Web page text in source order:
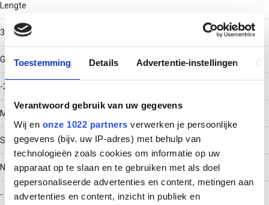
Toestemming Details Advertentie-instellingen
Verantwoord gebruik van uw gegevens
Wij en onze 1022 partners verwerken je persoonlijke
gegevens (bijv. uw IP-adres) met behulp van
technologieën zoals cookies om informatie op uw
apparaat op te slaan en te gebruiken met als doel
gepersonaliseerde advertenties en content, metingen aan
advertenties en content, inzicht in publiek en
Lengte
3000
Gebruikstemperatuur
-20 - 120
Materiaal
Staal
Nuttige doorsnede
-